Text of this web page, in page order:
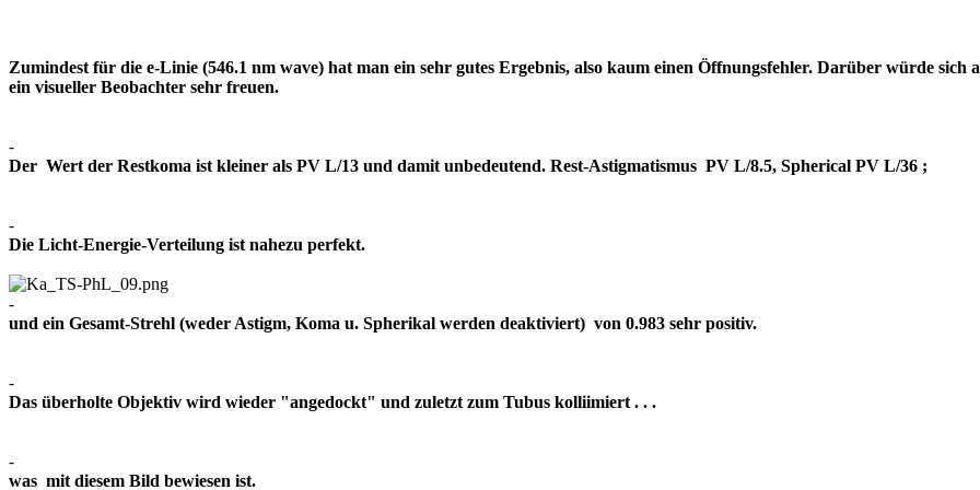
Zumindest für die e-Linie (546.1 nm wave) hat man ein sehr gutes Ergebnis, also kaum einen Öffnungsfehler. Darüber würde sich
ein visueller Beobachter sehr freuen.
-
Der Wert der Restkoma ist kleiner als PV L/13 und damit unbedeutend. Rest-Astigmatismus PV L/8.5, Spherical PV L/36 ;
-
Die Licht-Energie-Verteilung ist nahezu perfekt.
-
und ein Gesamt-Strehl (weder Astigm, Koma u. Spherikal werden deaktiviert) von 0.983 sehr positiv.
-
Das überholte Objektiv wird wieder "angedockt" und zuletzt zum Tubus kolliimiert . . .
-
was mit diesem Bild bewiesen ist.